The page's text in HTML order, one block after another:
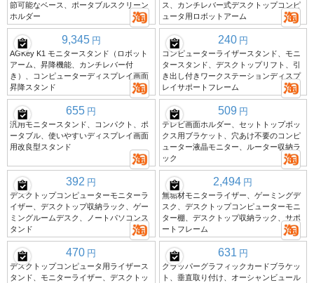
節可能なベース、ポータブルスクリーン
ホルダー
ス、カンチレバー式デスクトップコンピ
ュータ用ロボットアーム
9,345 円
AGKey K1 モニタースタンド（ロボット
アーム、昇降機能、カンチレバー付
き）、コンピューターディスプレイ画面
昇降スタンド
240 円
コンピューターライザースタンド、モニ
タースタンド、デスクトップリフト、引
き出し付きワークステーションディスプ
レイサポートフレーム
655 円
汎用モニタースタンド、コンパクト、ポ
ータブル、使いやすいディスプレイ画面
用改良型スタンド
509 円
テレビ画面ホルダー、セットトップボッ
クス用ブラケット、穴あけ不要のコンピ
ューター液晶モニター、ルーター収納ラ
ック
392 円
デスクトップコンピューターモニターラ
イザー、デスクトップ収納ラック、ゲー
ミングルームデスク、ノートパソコンス
タンド
2,494 円
無垢材モニターライザー、ゲーミングデ
スク、デスクトップコンピューターモニ
ター棚、デスクトップ収納ラック、サポ
ートフレーム
470 円
デスクトップコンピュータ用ライザース
タンド、モニターライザー、デスクトッ
631 円
クラッパーグラフィックカードブラケッ
ト、垂直取り付け、オーシャンビュール